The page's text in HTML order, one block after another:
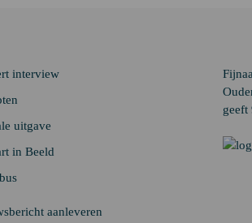
interview
uitgave
in Beeld
aanleveren
geeft